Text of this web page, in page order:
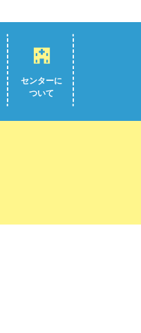
センターに
ついて